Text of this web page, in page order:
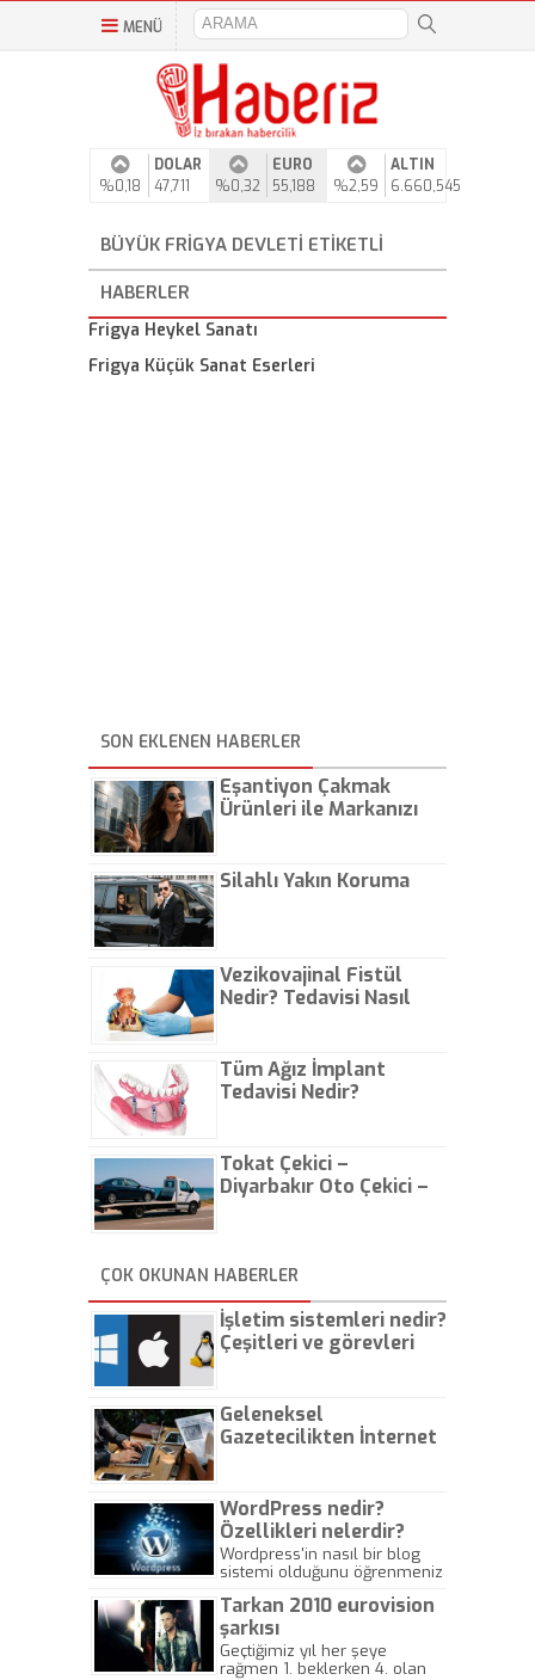
MENÜ
%0,18
DOLAR
47,711
%0,32
EURO
55,188
%2,59
ALTIN
6.660,545
BÜYÜK FRIGYA DEVLETI ETIKETLI
HABERLER
Frigya Heykel Sanatı
Frigya Küçük Sanat Eserleri
SON EKLENEN HABERLER
Eşantiyon Çakmak
Ürünleri ile Markanızı
Silahlı Yakın Koruma
Vezikovajinal Fistül
Nedir? Tedavisi Nasıl
Tüm Ağız İmplant
Tedavisi Nedir?
Tokat Çekici –
Diyarbakır Oto Çekici –
ÇOK OKUNAN HABERLER
İşletim sistemleri nedir?
Çeşitleri ve görevleri
Geleneksel
Gazetecilikten İnternet
WordPress nedir?
Özellikleri nelerdir?
Wordpress'in nasıl bir blog
sistemi olduğunu öğrenmeniz
Tarkan 2010 eurovision
şarkısı
Geçtiğimiz yıl her şeye
rağmen 1. beklerken 4. olan